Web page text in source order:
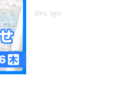
1hrs. ago